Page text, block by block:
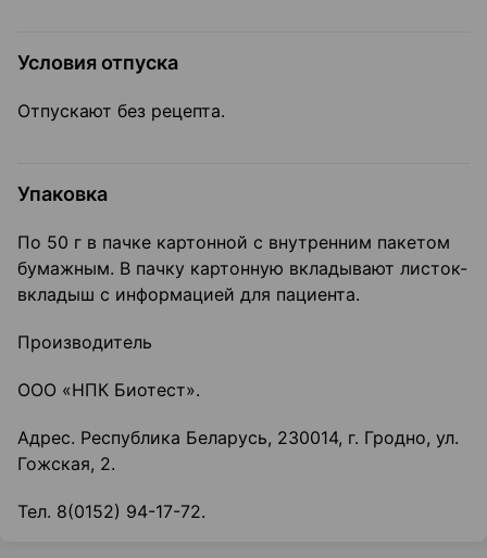
Условия отпуска
Отпускают без рецепта.
Упаковка
По 50 г в пачке картонной с внутренним пакетом
бумажным. В пачку картонную вкладывают листок-
вкладыш с информацией для пациента.
Производитель
ООО «НПК Биотест».
Адрес. Республика Беларусь, 230014, г. Гродно, ул.
Гожская, 2.
Тел. 8(0152) 94-17-72.